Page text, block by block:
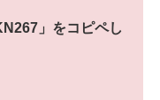
」をコピペし